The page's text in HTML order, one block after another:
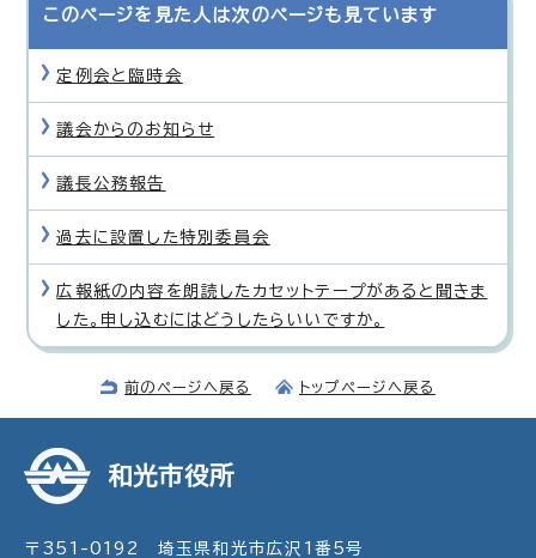
このページを見た人は次のページも見ています
定例会と臨時会
議会からのお知らせ
議長公務報告
過去に設置した特別委員会
広報紙の内容を朗読したカセットテープがあると聞きま
した。申し込むにはどうしたらいいですか。
前のページへ戻る トップページへ戻る
和光市役所
〒351-0192 埼玉県和光市広沢1番5号